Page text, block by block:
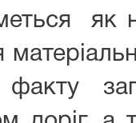
як
факту